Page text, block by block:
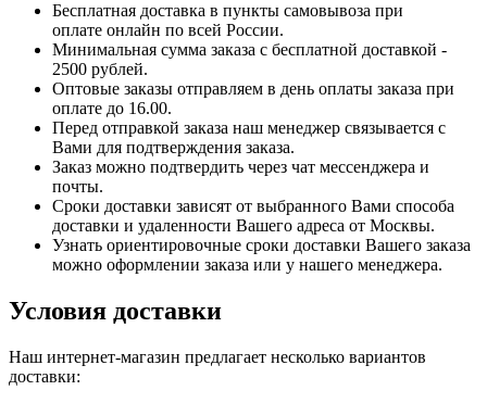
Бесплатная доставка в пункты самовывоза при
оплате онлайн по всей России.
Минимальная сумма заказа с бесплатной доставкой -
2500 рублей.
Оптовые заказы отправляем в день оплаты заказа при
оплате до 16.00.
Перед отправкой заказа наш менеджер связывается с
Вами для подтверждения заказа.
Заказ можно подтвердить через чат мессенджера и
почты.
Сроки доставки зависят от выбранного Вами способа
доставки и удаленности Вашего адреса от Москвы.
Узнать ориентировочные сроки доставки Вашего заказа
можно оформлении заказа или у нашего менеджера.
Условия доставки
Наш интернет-магазин предлагает несколько вариантов
доставки: